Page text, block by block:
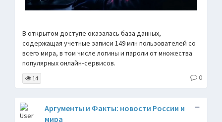
В открытом доступе оказалась база данных,
содержащая учетные записи 149 млн пользователей со
всего мира, в том числе логины и пароли от множества
популярных онлайн‑сервисов.
14 0
Аргументы и Факты: новости России и
мира